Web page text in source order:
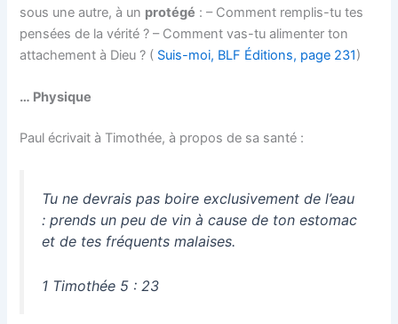
sous une autre, à un protégé : – Comment remplis-tu tes
pensées de la vérité ? – Comment vas-tu alimenter ton
attachement à Dieu ? ( Suis-moi, BLF Éditions, page 231)
… Physique
Paul écrivait à Timothée, à propos de sa santé :
Tu ne devrais pas boire exclusivement de l’eau
: prends un peu de vin à cause de ton estomac
et de tes fréquents malaises.
1 Timothée 5 : 23